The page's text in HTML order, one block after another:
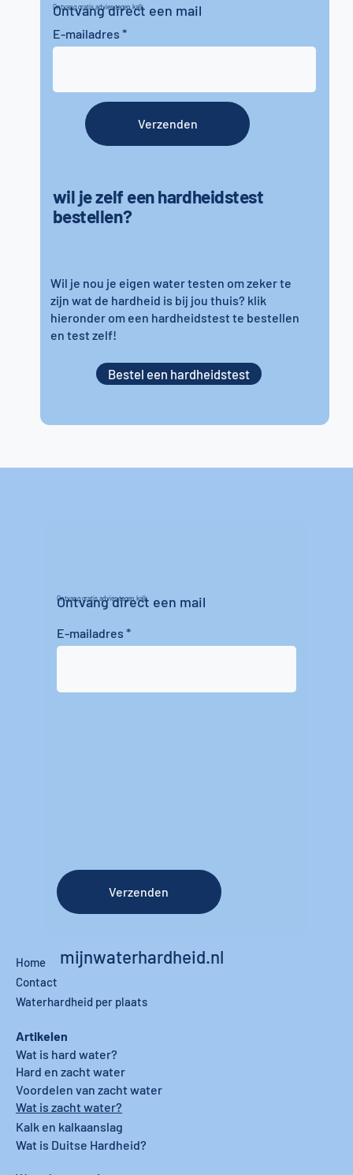
Ontvang gratis advies tegen kalk
Ontvang direct een mail
wil je zelf een hardheidstest
bestellen?
E-mailadres
Wil je nou je eigen water testen om zeker te
zijn wat de hardheid is bij jou thuis? klik
hieronder om een hardheidstest te bestellen
en test zelf!
Verzenden
Bestel een hardheidstest
Ontvang gratis advies tegen kalk
Ontvang direct een mail
E-mailadres
Verzenden
mijnwaterhardheid.nl
Home
Contact
Waterhardheid per plaats
Artikelen
Wat is hard water?
Hard en zacht water
Wat is zacht water?
Voordelen van zacht water
Kalk en kalkaanslag
Wat is Duitse Hardheid?